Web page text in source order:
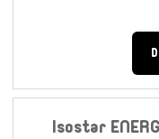
Isostar